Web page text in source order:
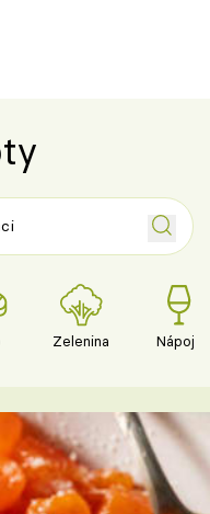
Zelenina Nápoje